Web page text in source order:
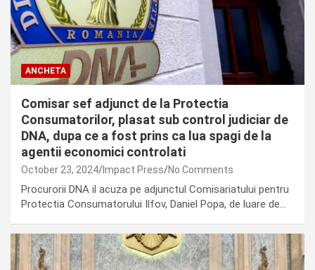
ANCHETA
Comisar sef adjunct de la Protectia
Consumatorilor, plasat sub control judiciar de
DNA, dupa ce a fost prins ca lua spagi de la
agentii economici controlati
October 23, 2024 Impact Press No Comments
Procurorii DNA il acuza pe adjunctul Comisariatului pentru
Protectia Consumatorului Ilfov, Daniel Popa, de luare de…